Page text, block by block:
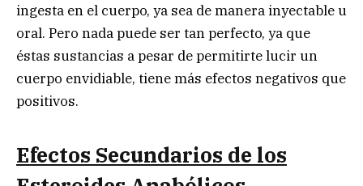
ingesta en el cuerpo, ya sea de manera inyectable u
oral. Pero nada puede ser tan perfecto, ya que
éstas sustancias a pesar de permitirte lucir un
cuerpo envidiable, tiene más efectos negativos que
positivos.
Efectos Secundarios de los